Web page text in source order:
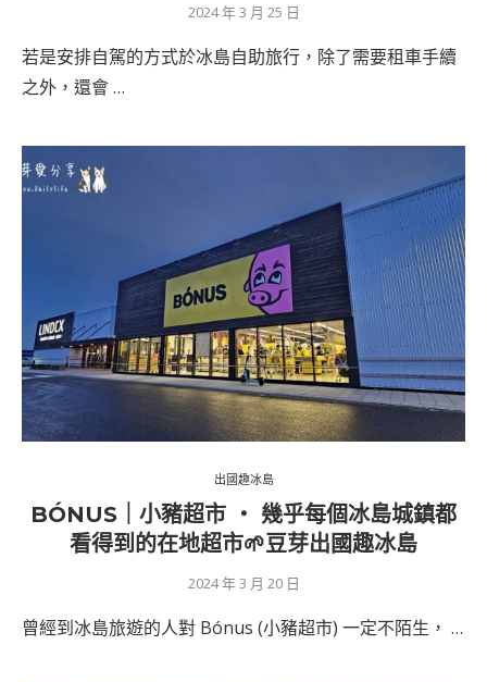
2024 年 3 月 25 日
若是安排自駕的方式於冰島自助旅行，除了需要租車手續
之外，還會 …
出國趣冰島
BÓNUS｜小豬超市 ‧ 幾乎每個冰島城鎮都
看得到的在地超市🌱豆芽出國趣冰島
2024 年 3 月 20 日
曾經到冰島旅遊的人對 Bónus (小豬超市) 一定不陌生， …